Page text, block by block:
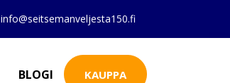
info@seitsemanveljesta150.fi
BLOGI KAUPPA